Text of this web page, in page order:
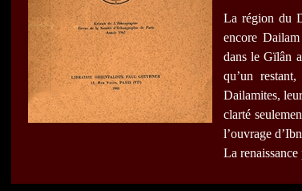
La région du
encore
dans le Gïlân
qu’un
Dailamites,
clarté
l’ouvrage
La renaissance